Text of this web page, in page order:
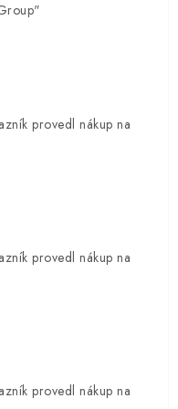
provedl nákup na
provedl nákup na
provedl nákup na